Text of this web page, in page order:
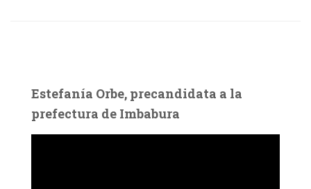
Estefanía Orbe, precandidata a la
prefectura de Imbabura